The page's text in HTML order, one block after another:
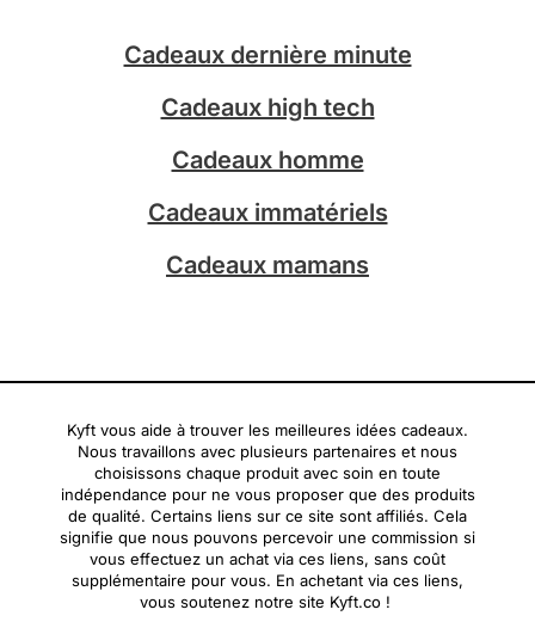
r
a
m
Cadeaux dernière minute
Cadeaux high tech
Cadeaux homme
Cadeaux immatériels
Cadeaux mamans
Kyft vous aide à trouver les meilleures idées cadeaux.
Nous travaillons avec plusieurs partenaires et nous
choisissons chaque produit avec soin en toute
indépendance pour ne vous proposer que des produits
de qualité. Certains liens sur ce site sont affiliés. Cela
signifie que nous pouvons percevoir une commission si
vous effectuez un achat via ces liens, sans coût
supplémentaire pour vous. En achetant via ces liens,
vous soutenez notre site Kyft.co !